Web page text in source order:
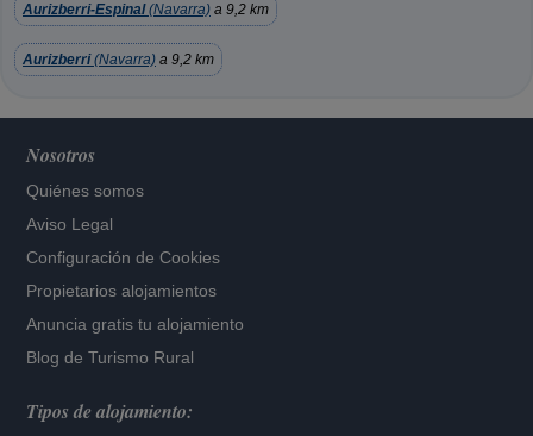
Aurizberri-Espinal(Navarra) a 9,2 km
Aurizberri(Navarra) a 9,2 km
Nosotros
Quiénes somos
Aviso Legal
Configuración de Cookies
Propietarios alojamientos
Anuncia gratis tu alojamiento
Blog de Turismo Rural
Tipos de alojamiento: